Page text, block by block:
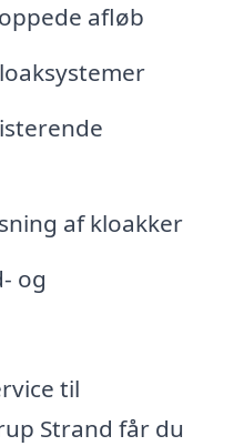
afløb
af kloakker
og
til
Strand får du